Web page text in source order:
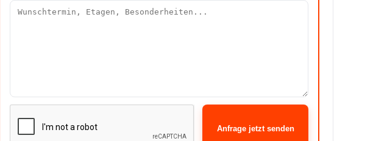
Anfrage jetzt senden